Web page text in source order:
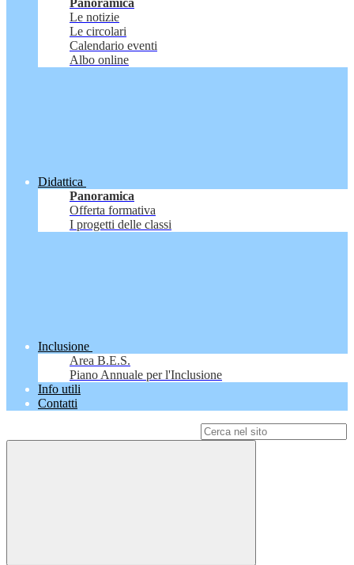
Panoramica
Le notizie
Le circolari
Calendario eventi
Albo online
Didattica
Panoramica
Offerta formativa
I progetti delle classi
Inclusione
Area B.E.S.
Piano Annuale per l'Inclusione
Info utili
Contatti